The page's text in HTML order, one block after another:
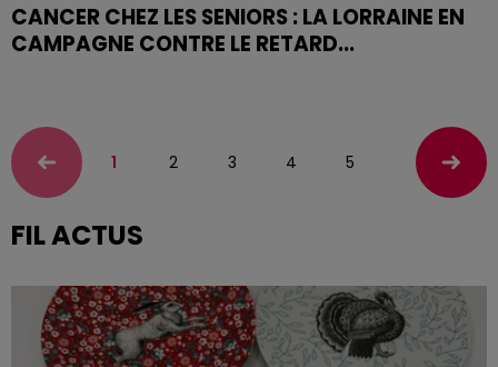
CANCER CHEZ LES SENIORS : LA LORRAINE EN
CAMPAGNE CONTRE LE RETARD...
de l'UCOG Lorraine
1 2 3 4 5
FIL ACTUS